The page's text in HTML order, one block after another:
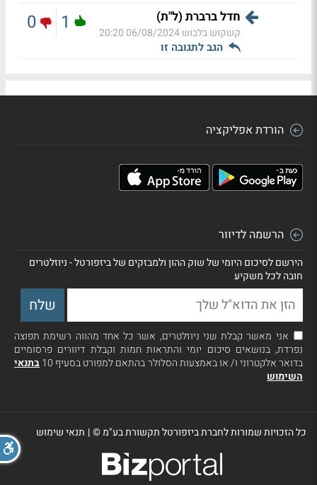
חדל ברברת (ל"ת)
קשקוש בלבוש06/08/2024 20:20
הגב לתגובה זו
1
0
הורדת אפליקציה
הרשמה לדיוור
הירשם לסיכום היומי של שוק ההון ולמבזקים של ביזפורטל - ניוזלטרים
חובה לכל משקיע
אני מאשר קבלת שני ניוזלטרים, אשר כל אחד מהווה רשימת תפוצה
נפרדת, בנושאים סיכום יומי והתראות חמות וקבלת דיוורים פרסומיים
בדואר אלקטרוני ו/ או באמצעות הסלולר בהתאם למפורט בסעיף 10
בתנאי
השימוש
כל הזכויות שמורות לחברת ביזפורטל תקשורת בע"מ ©| תנאי שימוש